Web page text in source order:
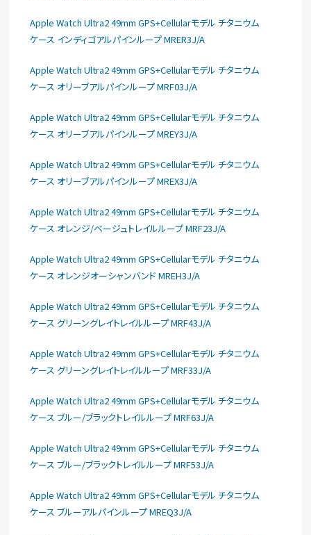
Apple Watch Ultra2 49mm GPS+Cellularモデル チタニウム
ケース インディゴアルパインループ MRER3J/A
Apple Watch Ultra2 49mm GPS+Cellularモデル チタニウム
ケース オリーブアルパインループ MRF03J/A
Apple Watch Ultra2 49mm GPS+Cellularモデル チタニウム
ケース オリーブアルパインループ MREY3J/A
Apple Watch Ultra2 49mm GPS+Cellularモデル チタニウム
ケース オリーブアルパインループ MREX3J/A
Apple Watch Ultra2 49mm GPS+Cellularモデル チタニウム
ケース オレンジ/ベージュトレイルループ MRF23J/A
Apple Watch Ultra2 49mm GPS+Cellularモデル チタニウム
ケース オレンジオーシャンバンド MREH3J/A
Apple Watch Ultra2 49mm GPS+Cellularモデル チタニウム
ケース グリーングレイトレイルループ MRF43J/A
Apple Watch Ultra2 49mm GPS+Cellularモデル チタニウム
ケース グリーングレイトレイルループ MRF33J/A
Apple Watch Ultra2 49mm GPS+Cellularモデル チタニウム
ケース ブルー/ブラックトレイルループ MRF63J/A
Apple Watch Ultra2 49mm GPS+Cellularモデル チタニウム
ケース ブルー/ブラックトレイルループ MRF53J/A
Apple Watch Ultra2 49mm GPS+Cellularモデル チタニウム
ケース ブルーアルパインループ MREQ3J/A